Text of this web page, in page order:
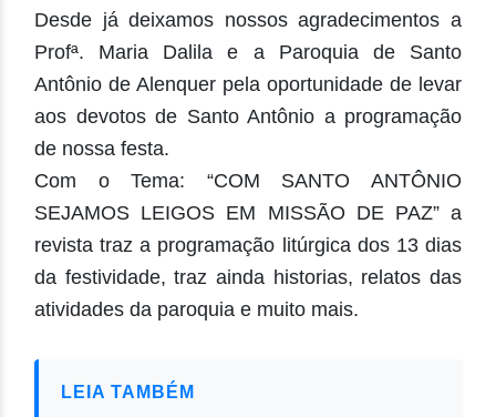
Desde já deixamos nossosagradecimentos a
Profª. Maria Dalila e a Paroquia de Santo
Antônio de Alenquer pela oportunidade de levar
aos devotos de Santo Antônio a programação
de nossa festa.
Com o Tema: “COM SANTO ANTÔNIO
SEJAMOS LEIGOS EM MISSÃO DE PAZ” a
revista traz a programação litúrgica dos 13 dias
da festividade, traz ainda historias, relatos das
atividades da paroquia e muito mais.
LEIA TAMBÉM